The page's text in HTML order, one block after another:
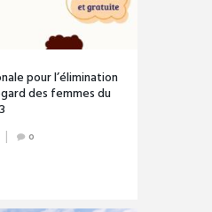
pour l’élimination
des femmes du
0